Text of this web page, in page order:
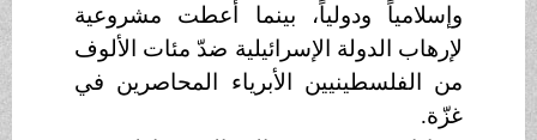
وإسلامياً ودولياً، بينما أعطت مشروعية
لإرهاب الدولة الإسرائيلية ضدّ مئات الألوف
من الفلسطينيين الأبرياء المحاصرين في
غزّة.